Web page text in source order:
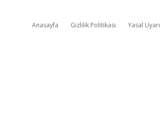
Anasayfa Gizlilik Politikası Yasal Uyarı